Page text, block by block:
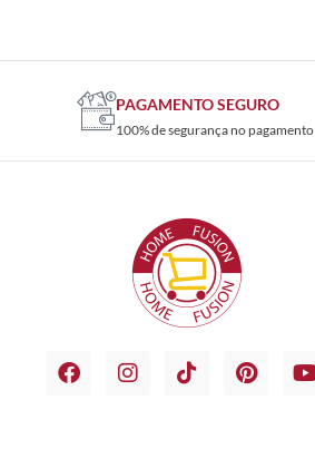
PAGAMENTO SEGURO
100% de segurança no pagamento